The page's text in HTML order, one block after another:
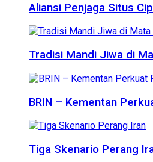
Aliansi Penjaga Situs
Tradisi Mandi Jiwa di
BRIN – Kementan
Tiga Skenario Perang